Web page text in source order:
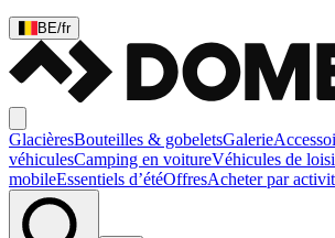
BE/fr
GlacièresBouteilles & gobeletsGalerie
véhiculesCamping en voitureVéhicules de
mobileEssentiels d’étéOffresAcheter par